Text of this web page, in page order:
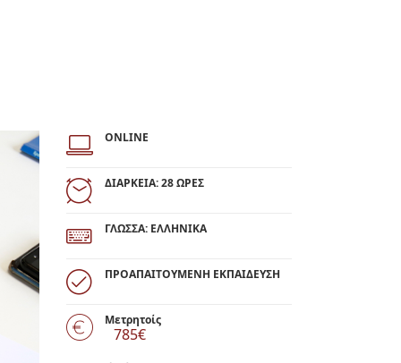
ONLINE
ΔΙΑΡΚΕΙΑ: 28 ΩΡΕΣ
ΓΛΩΣΣΑ: ΕΛΛΗΝΙΚΑ
ΠΡΟΑΠΑΙΤΟΥΜΕΝΗ ΕΚΠΑΙΔΕΥΣΗ
Μετρητοίς
785€